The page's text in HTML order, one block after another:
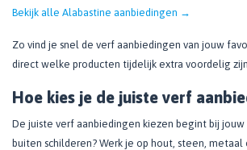
Bekijk alle Alabastine aanbiedingen →
Zo vind je snel de verf aanbiedingen van jouw
direct welke producten tijdelijk extra voordelig
Hoe kies je de juiste verf
De juiste verf aanbiedingen kiezen begint bij jouw
buiten schilderen? Werk je op hout, steen,